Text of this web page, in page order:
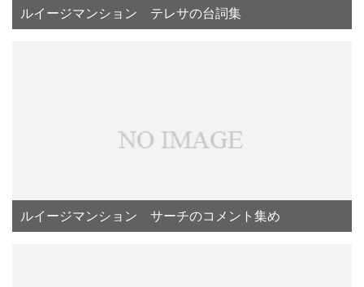
ルイージマンション テレサの台詞集
ルイージマンション サーチのコメント集め